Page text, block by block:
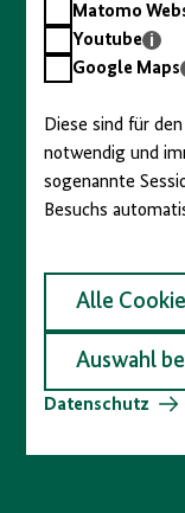
Cookies
Matomo
Webstatistik
Matomo
Youtube
Youtube
GoogleGoogle Maps
Diese sind für
notwendig und
sogenannte
Besuchs
Alle
Auswahl
Datenschutz